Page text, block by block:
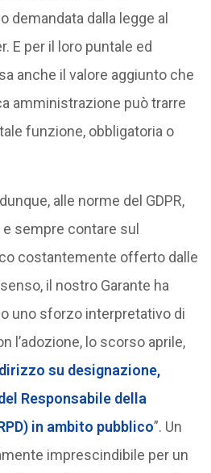
demandata dalla legge al
E per il loro puntale ed
anche il valore aggiunto che
amministrazione può trarre
funzione, obbligatoria o
alle norme del GDPR,
sempre contare sul
costantemente offerto dalle
il nostro Garante ha
uno sforzo interpretativo di
l’adozione, lo scorso aprile,
su designazione,
Responsabile della
in ambito pubblico”. Un
imprescindibile per un